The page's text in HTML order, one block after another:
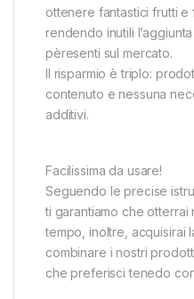
ottenere fantastici frutti e
rendendo inutili
pèresenti sul mercato.
Il risparmio è triplo:
contenuto e nessuna
additivi.
Facilissima da usare!
Seguendo le precise
ti garantiamo che otterrai
tempo, inoltre, acquisirai
combinare i nostri
che preferisci tenedo